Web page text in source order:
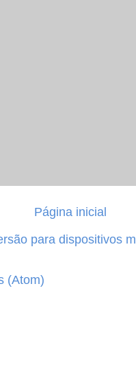
Página inicial
para dispositivos
(Atom)